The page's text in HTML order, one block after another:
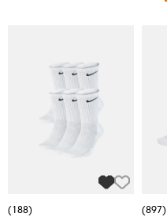
(188)
(897)